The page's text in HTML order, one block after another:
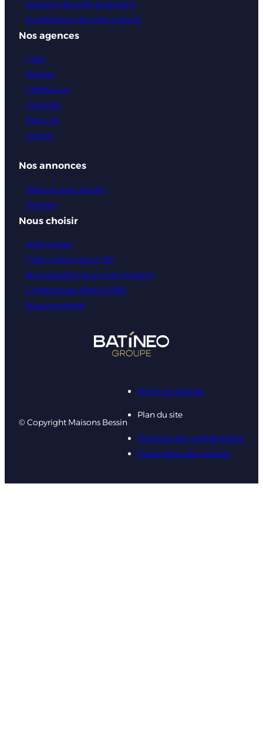
Isolation de votre logement
Surélévation de votre maison
Nos agences
Caen
Bayeux
Cherbourg
Granville
Saint-Lô
Lisieux
Nos annonces
Maisons avec terrain
Terrains
Nous choisir
Votre projet
Créer votre maison 3D
Nos garanties pour votre maison
Constructeur depuis 1988
Nous rejoindre
© Copyright Maisons Bessin
Mentions légales
Plan du site
Politique de confidentialité
Paramètres des cookies